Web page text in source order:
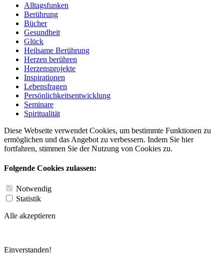
Alltagsfunken
Berührung
Bücher
Gesundheit
Glück
Heilsame Berührung
Herzen berühren
Herzensprojekte
Inspirationen
Lebensfragen
Persönlichkeitsentwicklung
Seminare
Spiritualität
Diese Webseite verwendet Cookies, um bestimmte Funktionen zu
ermöglichen und das Angebot zu verbessern. Indem Sie hier
fortfahren, stimmen Sie der Nutzung von Cookies zu.
Folgende Cookies zulassen:
Notwendig
Statistik
Alle akzeptieren
Einverstanden!